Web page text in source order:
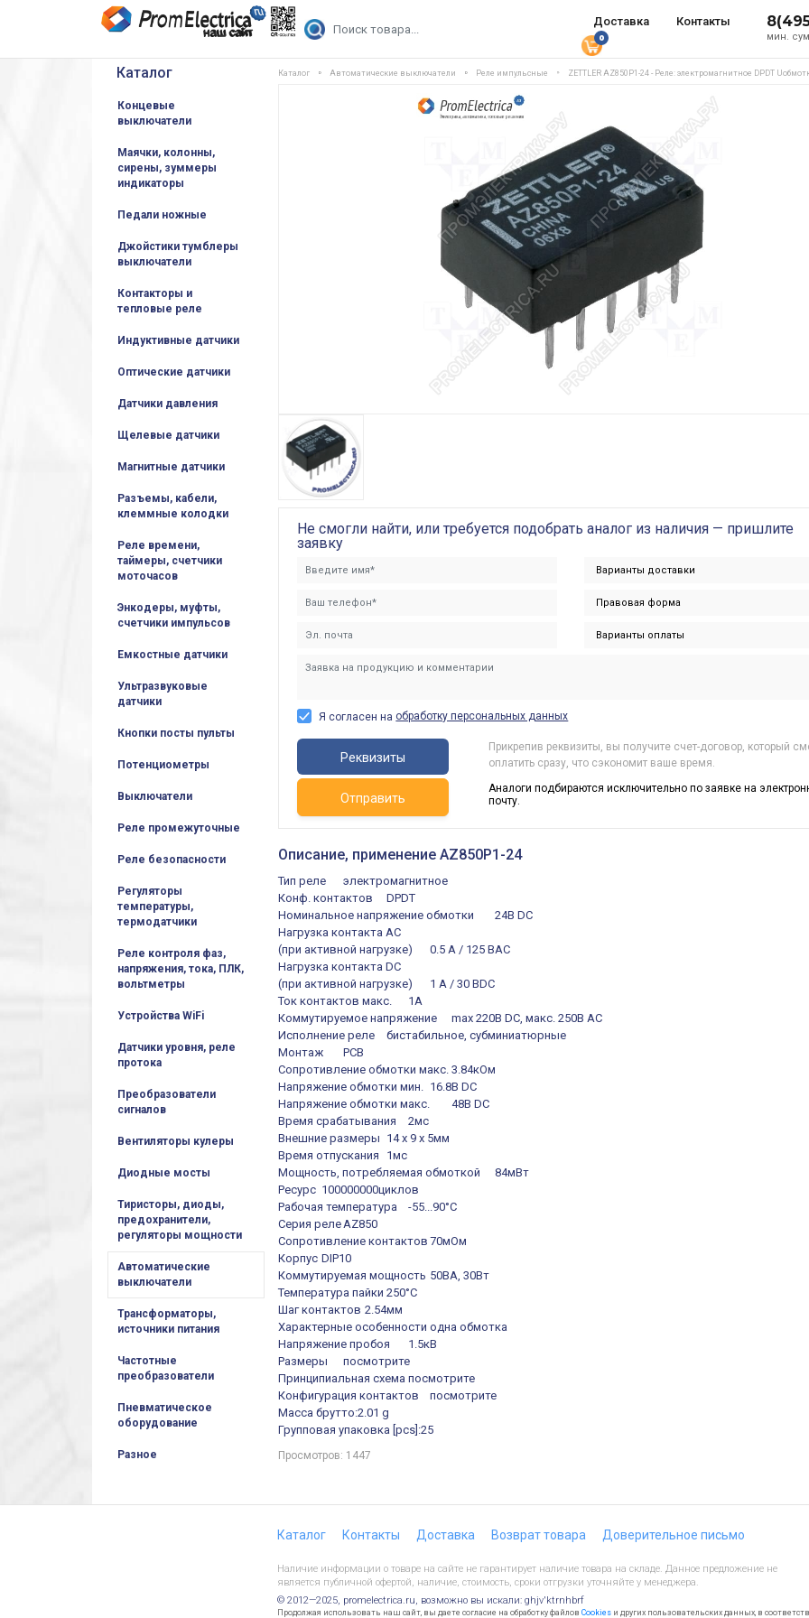
Доставка Контакты
мин.
0
Каталог
Концевые
выключатели
Маячки, колонны,
сирены, зуммеры
индикаторы
Педали ножные
Джойстики тумблеры
выключатели
Контакторы и
тепловые реле
Индуктивные датчики
Оптические датчики
Датчики давления
Щелевые датчики
Магнитные датчики
Разъемы, кабели,
клеммные колодки
Реле времени,
таймеры, счетчики
моточасов
Энкодеры, муфты,
счетчики импульсов
Емкостные датчики
Ультразвуковые
датчики
Кнопки посты пульты
Потенциометры
Выключатели
Реле промежуточные
Реле безопасности
Регуляторы
температуры,
термодатчики
Реле контроля фаз,
напряжения, тока, ПЛК,
вольтметры
Устройства WiFi
Датчики уровня, реле
протока
Преобразователи
сигналов
Вентиляторы кулеры
Диодные мосты
Тиристоры, диоды,
предохранители,
регуляторы мощности
Автоматические
выключатели
Трансформаторы,
источники питания
Частотные
преобразователи
Пневматическое
оборудование
Разное
Каталог Автоматические выключатели Реле импульсные ZETTLER AZ850P1-24 - Реле: электромагнитное DPDT
Не смогли найти, или требуется подобрать аналог из наличия — пришлите
заявку
Я согласен на обработку персональных данных
Реквизиты
Прикрепив реквизиты, вы получите счет-договор, который
оплатить сразу, что сэкономит ваше время.
Отправить
Аналоги подбираются исключительно по заявке на
почту.
Описание, применение AZ850P1-24
Тип реле
электромагнитное
Конф. контактов
DPDT
Номинальное напряжение обмотки
24В DC
Нагрузка контакта АС
(при активной нагрузке)
0.5 A / 125 ВAC
Нагрузка контакта DC
(при активной нагрузке)
1 A / 30 ВDC
Ток контактов макс.
1А
Коммутируемое напряжение
max 220В DC, макс. 250В AC
Исполнение реле
бистабильное, субминиатюрные
Монтаж
PCB
Сопротивление обмотки макс. 3.84кОм
Напряжение обмотки мин.
16.8В DC
Напряжение обмотки макс.
48В DC
Время срабатывания
2мс
Внешние размеры 14 x 9 x 5мм
Время отпускания
1мс
Мощность, потребляемая обмоткой
84мВт
Ресурс 100000000циклов
Рабочая температура
-55...90°C
Серия реле AZ850
Сопротивление контактов 70мОм
Корпус DIP10
Коммутируемая мощность 50ВА, 30Вт
Температура пайки 250°C
Шаг контактов 2.54мм
Характерные особенности одна обмотка
Напряжение пробоя
1.5кВ
Размеры
посмотрите
Принципиальная схема посмотрите
Конфигурация контактов
посмотрите
Масса брутто:2.01 g
Групповая упаковка [pcs]:25
Просмотров: 1447
Каталог Контакты Доставка Возврат товара Доверительное письмо
Наличие информации о товаре на сайте не гарантирует наличие товара на складе. Данное предложение не
является публичной офертой, наличие, стоимость, сроки отгрузки уточняйте у менеджера.
© 2012—2025, promelectrica.ru, возможно вы искали: ghjv'ktrnhbrf
Продолжая использовать наш сайт, вы даете согласие на обработку файлов Cookies и других пользовательских данных, в